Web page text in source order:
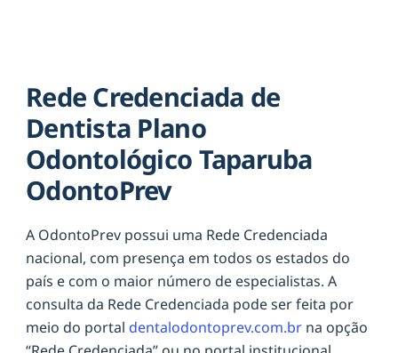
Rede Credenciada de
Dentista Plano
Odontológico Taparuba
OdontoPrev
A OdontoPrev possui uma Rede Credenciada
nacional, com presença em todos os estados do
país e com o maior número de especialistas. A
consulta da Rede Credenciada pode ser feita por
meio do portal dentalodontoprev.com.br na opção